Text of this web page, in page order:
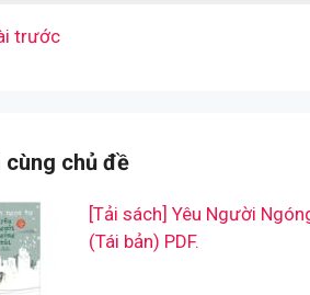
trước
cùng chủ đề
[Tải sách] Yêu Người
(Tái bản) PDF.